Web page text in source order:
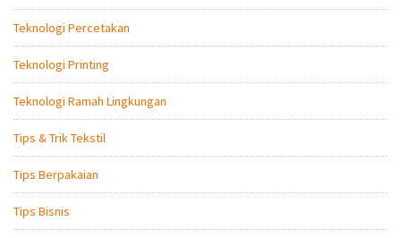
Teknologi Percetakan
Teknologi Printing
Teknologi Ramah Lingkungan
Tips & Trik Tekstil
Tips Berpakaian
Tips Bisnis